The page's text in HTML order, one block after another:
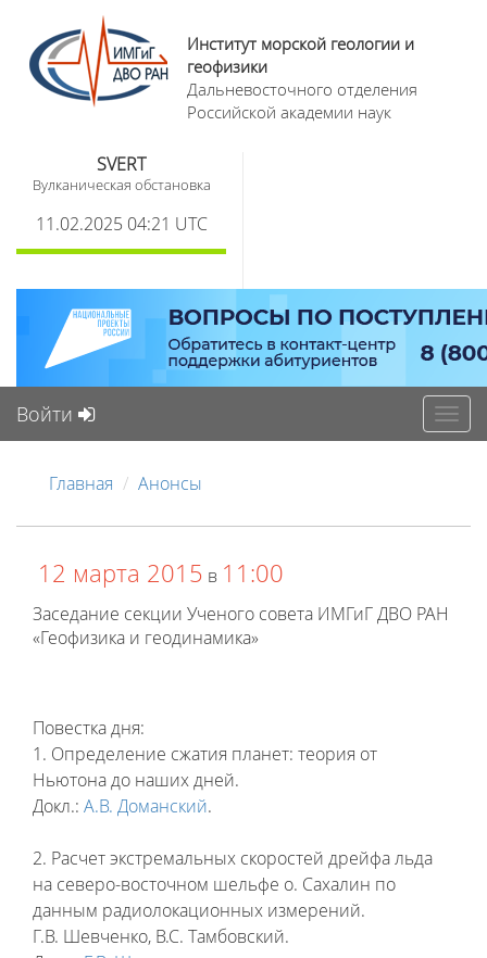
Институт морской геологии и
геофизики
Дальневосточного отделения
Российской академии наук
SVERT
Вулканическая обстановка
11.02.2025 04:21 UTC
Войти
Главная Анонсы
12 марта 2015 в 11:00
Заседание секции Ученого совета ИМГиГ ДВО РАН
«Геофизика и геодинамика»
Повестка дня:
1. Определение сжатия планет: теория от
Ньютона до наших дней.
Докл.: А.В. Доманский.
2. Расчет экстремальных скоростей дрейфа льда
на северо-восточном шельфе о. Сахалин по
данным радиолокационных измерений.
Г.В. Шевченко, В.С. Тамбовский.